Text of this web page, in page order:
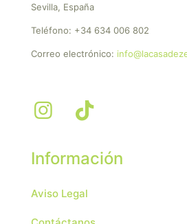
Sevilla, España
Teléfono: +34 634 006 802
Correo electrónico:
Información
Aviso Legal